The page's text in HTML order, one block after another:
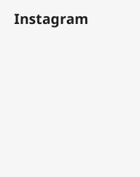
Instagram